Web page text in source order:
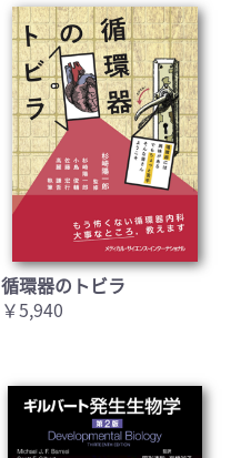
循環器のトビラ
￥5,940